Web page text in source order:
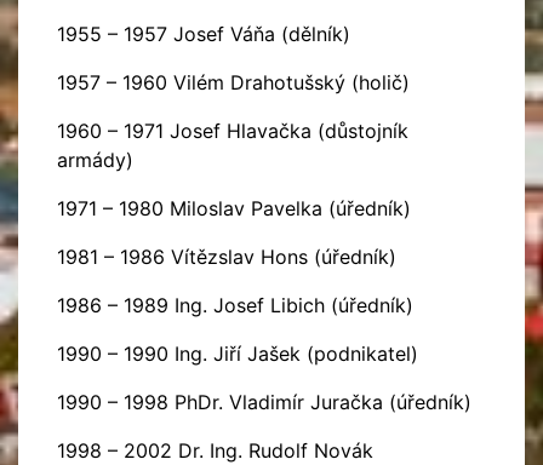
1955 – 1957 Josef Váňa (dělník)
1957 – 1960 Vilém Drahotušský (holič)
1960 – 1971 Josef Hlavačka (důstojník
armády)
1971 – 1980 Miloslav Pavelka (úředník)
1981 – 1986 Vítězslav Hons (úředník)
1986 – 1989 Ing. Josef Libich (úředník)
1990 – 1990 Ing. Jiří Jašek (podnikatel)
1990 – 1998 PhDr. Vladimír Juračka (úředník)
1998 – 2002 Dr. Ing. Rudolf Novák